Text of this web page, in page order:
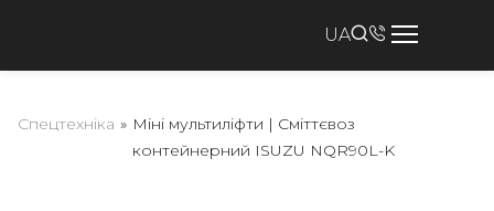
UA
Спецтехніка » Міні мультиліфти | Сміттєвоз
контейнерний ISUZU NQR90L-K